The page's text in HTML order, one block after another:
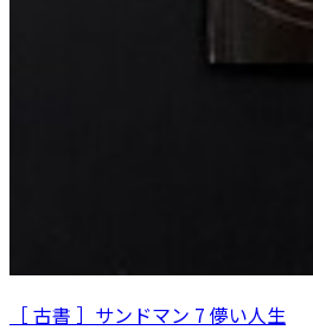
［ 古書 ］サンドマン 7 儚い人生